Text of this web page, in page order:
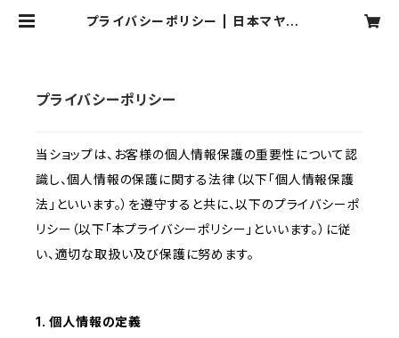
プライバシーポリシー | 日本マヤ暦セ
プライバシーポリシー
当ショップは、お客様の個人情報保護の重要性について認
識し、個人情報の保護に関する法律（以下「個人情報保護
法」といいます。）を遵守すると共に、以下のプライバシーポ
リシー（以下「本プライバシーポリシー」といいます。）に従
い、適切な取扱い及び保護に努めます。
1. 個人情報の定義